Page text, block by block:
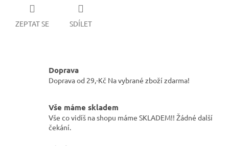
ZEPTAT SE SDÍLET
Doprava
Doprava od 29,-Kč Na vybrané zboží zdarma!
Vše máme skladem
Vše co vidíš na shopu máme SKLADEM!! Žádné další
čekání.